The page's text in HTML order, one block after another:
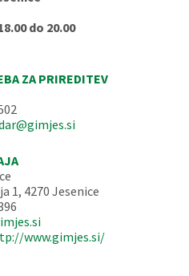
do 20.00
ZA PRIREDITEV
1, 4270 Jesenice
www.gimjes.si/